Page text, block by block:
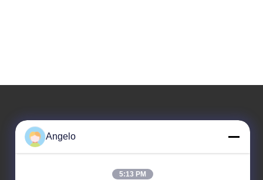
Unsere Adresse
Zimmer 1508, Taojing Business Building, Minbao Road,
Angelo
5:13 PM